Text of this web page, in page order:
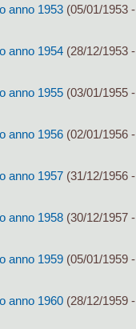
anno 1953(05/01/1953 -
anno 1954(28/12/1953 -
anno 1955(03/01/1955 -
anno 1956(02/01/1956 -
anno 1957(31/12/1956 -
anno 1958(30/12/1957 -
anno 1959(05/01/1959 -
anno 1960(28/12/1959 -